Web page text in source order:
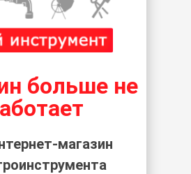
больше не
магазин